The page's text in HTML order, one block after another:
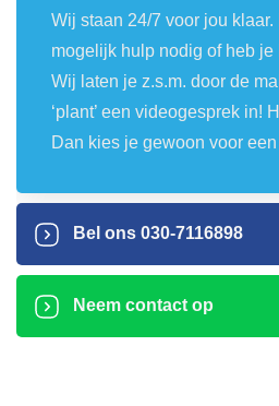
Wij staan 24/7 voor jou
mogelijk hulp nodig of heb
Wij laten je z.s.m. door de
‘plant’ een videogesprek in!
Dan kies je gewoon voor
Bel ons 030-7116898
Neem contact op